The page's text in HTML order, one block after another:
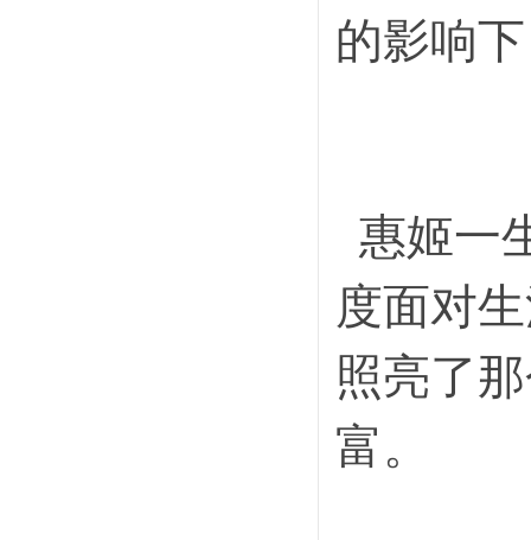
的影响
惠姬一
度面对
照亮了
富。